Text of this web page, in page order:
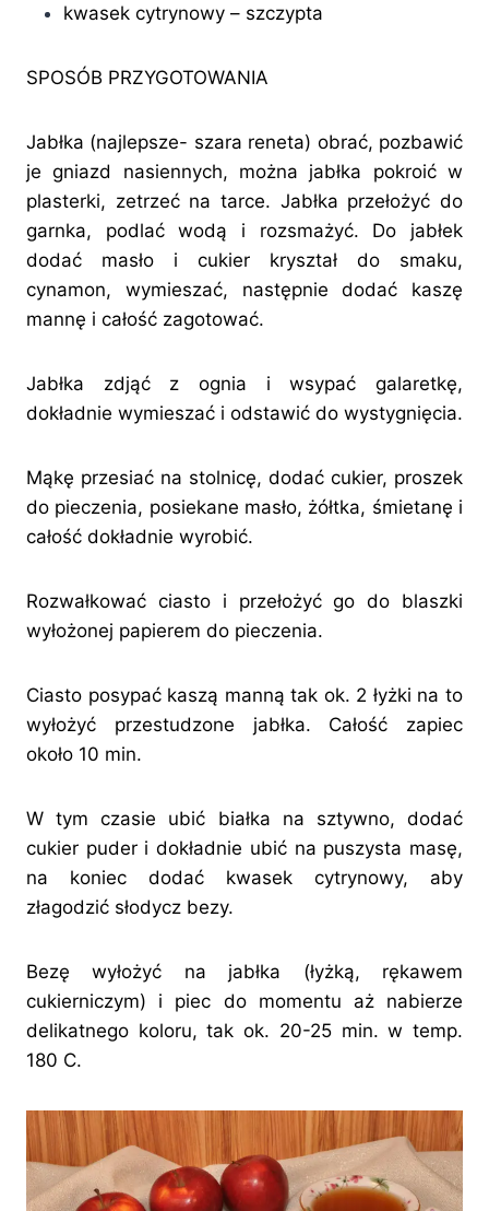
kwasek cytrynowy – szczypta
SPOSÓB PRZYGOTOWANIA
Jabłka (najlepsze- szara reneta) obrać, pozbawić
je gniazd nasiennych, można jabłka pokroić w
plasterki, zetrzeć na tarce. Jabłka przełożyć do
garnka, podlać wodą i rozsmażyć. Do jabłek
dodać masło i cukier kryształ do smaku,
cynamon, wymieszać, następnie dodać kaszę
mannę i całość zagotować.
Jabłka zdjąć z ognia i wsypać galaretkę,
dokładnie wymieszać i odstawić do wystygnięcia.
Mąkę przesiać na stolnicę, dodać cukier, proszek
do pieczenia, posiekane masło, żółtka, śmietanę i
całość dokładnie wyrobić.
Rozwałkować ciasto i przełożyć go do blaszki
wyłożonej papierem do pieczenia.
Ciasto posypać kaszą manną tak ok. 2 łyżki na to
wyłożyć przestudzone jabłka. Całość zapiec
około 10 min.
W tym czasie ubić białka na sztywno, dodać
cukier puder i dokładnie ubić na puszysta masę,
na koniec dodać kwasek cytrynowy, aby
złagodzić słodycz bezy.
Bezę wyłożyć na jabłka (łyżką, rękawem
cukierniczym) i piec do momentu aż nabierze
delikatnego koloru, tak ok. 20-25 min. w temp.
180 C.